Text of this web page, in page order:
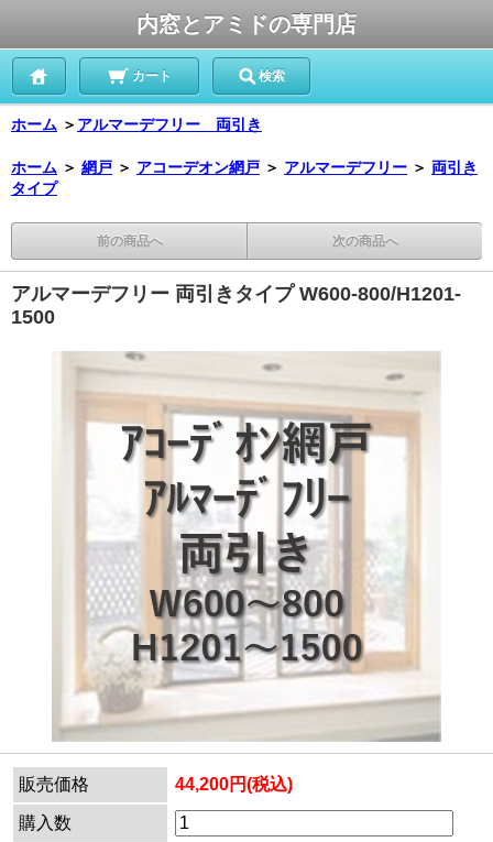
内窓とアミドの専門店
カート 検索
ホーム ＞ アルマーデフリー 両引き
ホーム ＞ 網戸 ＞ アコーデオン網戸 ＞ アルマーデフリー ＞ 両引き
タイプ
前の商品へ 次の商品へ
アルマーデフリー 両引きタイプ W600-800/H1201-
1500
販売価格 44,200円(税込)
購入数